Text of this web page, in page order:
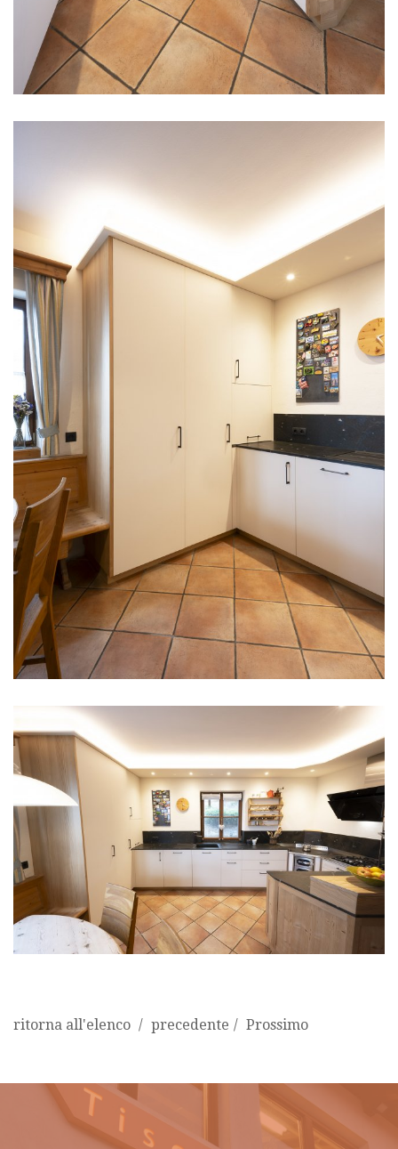
ritorna all'elenco precedente Prossimo